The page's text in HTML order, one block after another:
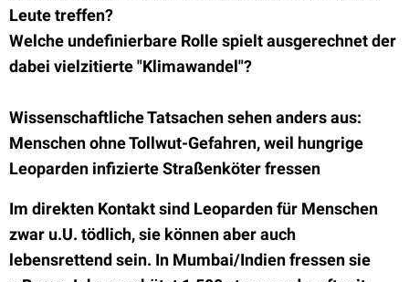
Leute treffen?
Welche undefinierbare Rolle spielt ausgerechnet der
dabei vielzitierte "Klimawandel"?
Wissenschaftliche Tatsachen sehen anders aus:
Menschen ohne Tollwut-Gefahren, weil hungrige
Leoparden infizierte Straßenköter fressen
Im direkten Kontakt sind Leoparden für Menschen
zwar u.U. tödlich, sie können aber auch
lebensrettend sein. In Mumbai/Indien fressen sie